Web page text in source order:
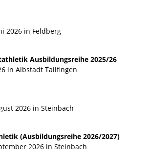
2026 in Feldberg
Ausbildungsreihe 2025/26
in Albstadt Tailfingen
2026 in Steinbach
(Ausbildungsreihe 2026/2027)
2026 in Steinbach